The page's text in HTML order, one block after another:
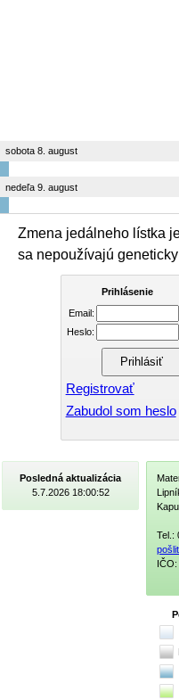
sobota 8. august
nedeľa 9. august
Zmena jedálneho lístka
sa nepoužívajú
Prihlásenie
Email:
Heslo:
Registrovať
Zabudol som heslo
Posledná aktualizácia
5.7.2026 18:00:52
Tel.: